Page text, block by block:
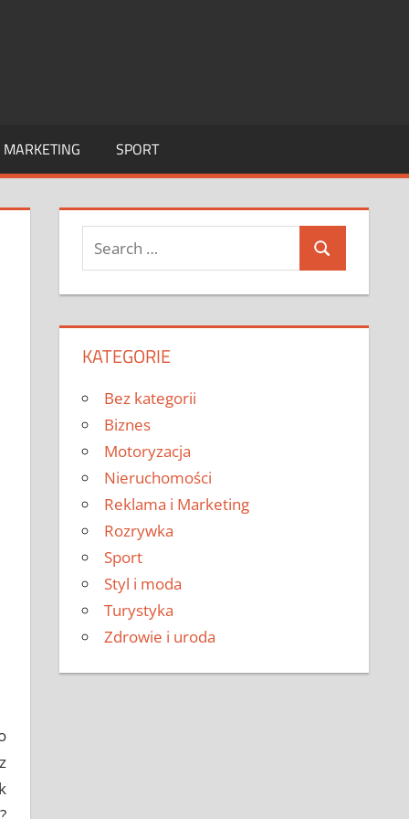
SPORT
Search
for:
Search
KATEGORIE
Bez kategorii
Biznes
Motoryzacja
Nieruchomości
Reklama i Marketing
Rozrywka
Sport
Styl i moda
Turystyka
Zdrowie i uroda